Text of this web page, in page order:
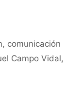
, comunicación
Campo Vidal,